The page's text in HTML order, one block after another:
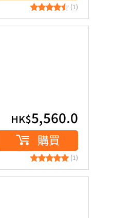
(1)
HK$5,560.0
購買
(1)